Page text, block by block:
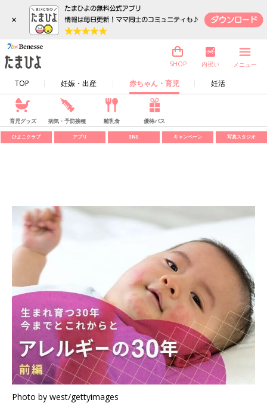
×
TOP 妊娠・出産 赤ちゃん・育児 妊活
SHOP 内祝い メニュー
育児グッズ 病気・予防接種 離乳食 優待パス
ひよこクラブ アプリ SNS キャンペーン 写真スタジオ
Photo by west/gettyimages